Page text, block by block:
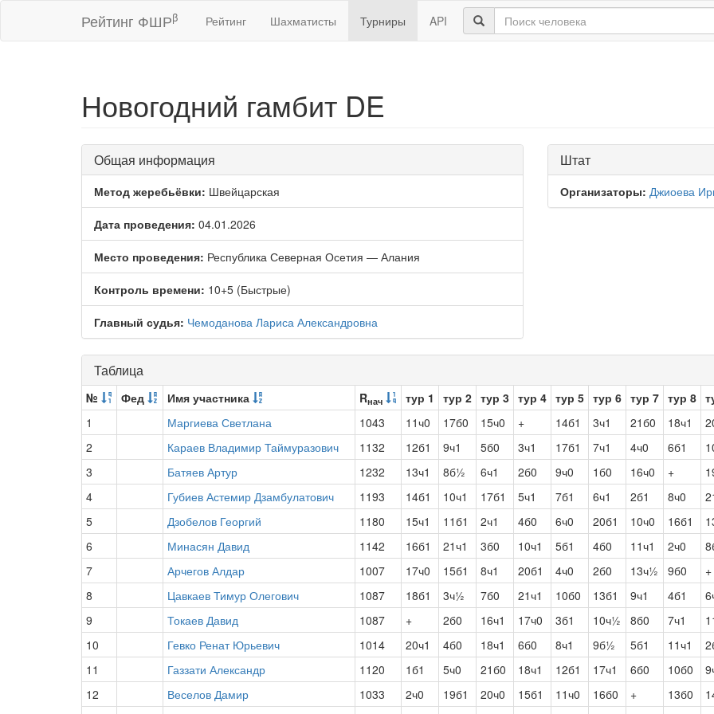
Рейтинг ФШРβ Рейтинг Шахматисты Турниры API
Новогодний гамбит DE
Общая информация
Метод жеребьёвки: Швейцарская
Дата проведения: 04.01.2026
Место проведения: Республика Северная Осетия — Алания
Контроль времени: 10+5 (Быстрые)
Главный судья: Чемоданова Лариса Александровна
Штат
Организаторы: Джиоева
Таблица
№ Фед Имя участника Rнач тур 1 тур 2 тур 3 тур 4 тур 5 тур 6 тур 7 тур 8
1
Маргиева Светлана 1043 11ч0 17б0 15ч0 + 14б1 3ч1 21б0 18ч1
2
Караев Владимир Таймуразович 1132 12б1 9ч1 5б0 3ч1 17б1 7ч1 4ч0 6б1
3
Батяев Артур 1232 13ч1 8б½ 6ч1 2б0 9ч0 1б0 16ч0 +
4
Губиев Астемир Дзамбулатович 1193 14б1 10ч1 17б1 5ч1 7б1 6ч1 2б1 8ч0
5
Дзобелов Георгий 1180 15ч1 11б1 2ч1 4б0 6ч0 20б1 10ч0 16б1
6
Минасян Давид 1142 16б1 21ч1 3б0 10ч1 5б1 4б0 11ч1 2ч0
7
Арчегов Алдар 1007 17ч0 15б1 8ч1 20б1 4ч0 2б0 13ч½ 9б0
+
8
Цавкаев Тимур Олегович 1087 18б1 3ч½ 7б0 21ч1 10б0 13б1 9ч1 4б1
9
Токаев Давид 1087 + 2б0 16ч1 17ч0 3б1 10ч½ 8б0 7ч1
10
Гевко Ренат Юрьевич 1014 20ч1 4б0 18ч1 6б0 8ч1 9б½ 5б1 11ч1
11
Газзати Александр 1120 1б1 5ч0 21б0 18ч1 12б1 17ч1 6б0 10б0
12
Веселов Дамир 1033 2ч0 19б1 20ч0 15б1 11ч0 16б0 + 13б0